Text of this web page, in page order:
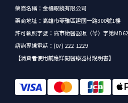
藥商名稱：金橘眼鏡有限公司
藥商地址：高雄市苓雅區建國一路300號1樓
許可執照字號：高市衛醫器販（苓）字第
諮詢專線電話：(07) 222-1229
【消費者使用前應詳閱醫療器材說明書】